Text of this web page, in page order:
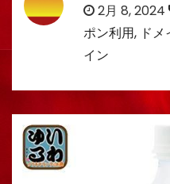
2月 8, 2024
ポン利用, ド
イン